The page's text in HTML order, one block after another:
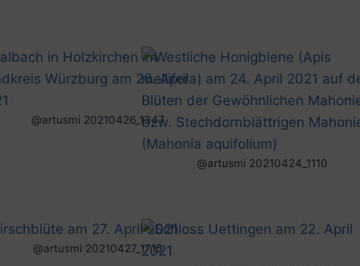
@artusmi 20210426_1347
@artusmi 20210424_1110
@artusmi 20210427_1715